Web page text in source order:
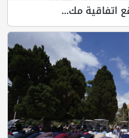
اتفاقية مك...